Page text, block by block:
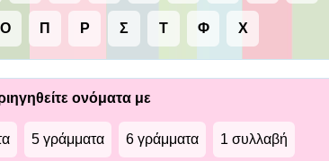
Ο Π Ρ Σ Τ Φ Χ
ονόματα με
5 γράμματα 6 γράμματα 1 συλλαβή